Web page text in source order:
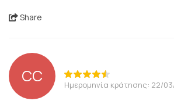
Share
CC Ημερομηνία κράτησης: 22/